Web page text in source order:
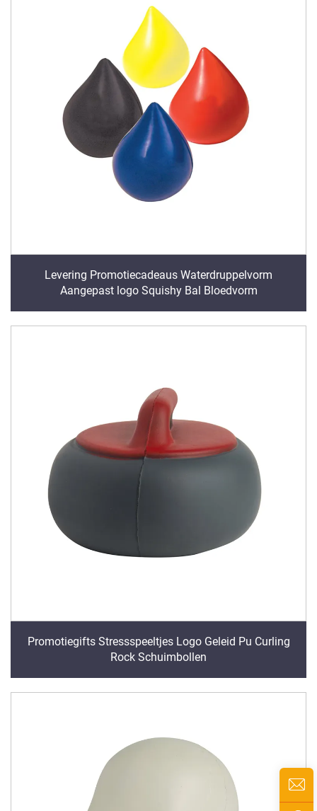
Levering Promotiecadeaus Waterdruppelvorm
Aangepast logo Squishy Bal Bloedvorm
Promotiegifts Stressspeeltjes Logo Geleid Pu Curling
Rock Schuimbollen